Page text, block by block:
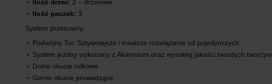
Ilość drzwi: 2 – drzwiowe
Ilość paczek: 3
System przesuwny:
Podwójny Tor. Sztywniejsze i trwalsze rozwiązanie od pojedynczych.
System jezdny wykonany z Aluminium oraz wysokiej jakości twardych tworzyw.
Dolne okucie rolkowe.
Górne okucie prowadzące.